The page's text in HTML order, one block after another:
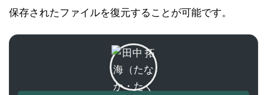
保存されたファイルを復元することが可能です。